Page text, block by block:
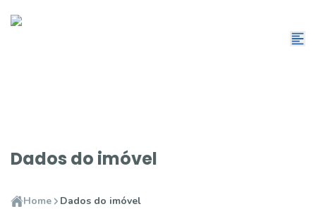
Dados do imóvel
Home Dados do imóvel